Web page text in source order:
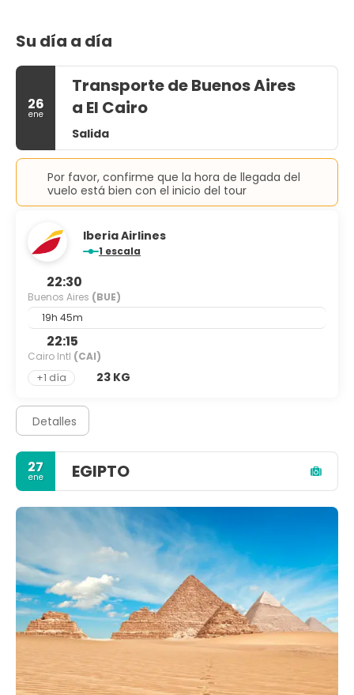
Su día a día
26
ene
Transporte de Buenos Aires
a El Cairo
Salida
Por favor, confirme que la hora de llegada del
vuelo está bien con el inicio del tour
Iberia Airlines
1 escala
22:30
Buenos Aires (BUE)
19h 45m
22:15
Cairo Intl (CAI)
+1 día
23 KG
Detalles
27
ene EGIPTO